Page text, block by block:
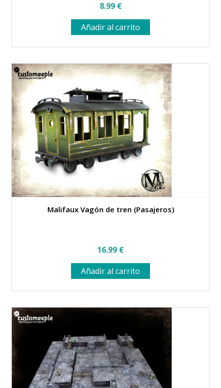
8.99 €
Añadir al carrito
Malifaux Vagón de tren (Pasajeros)
16.99 €
Añadir al carrito